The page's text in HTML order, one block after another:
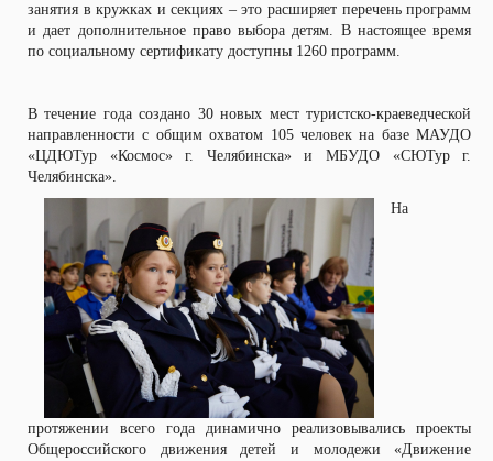
занятия в кружках и секциях – это расширяет перечень программ
и дает дополнительное право выбора детям. В настоящее время
по социальному сертификату доступны 1260 программ.
В течение года создано 30 новых мест туристско-краеведческой
направленности с общим охватом 105 человек на базе МАУДО
«ЦДЮТур «Космос» г. Челябинска» и МБУДО «СЮТур г.
Челябинска».
На
протяжении всего года динамично реализовывались проекты
Общероссийского движения детей и молодежи «Движение